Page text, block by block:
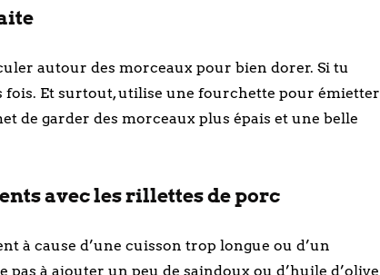
autour des morceaux pour bien dorer. Si tu
fois. Et surtout, utilise une fourchette pour émietter
de garder des morceaux plus épais et une belle
avec les rillettes de porc
à cause d’une cuisson trop longue ou d’un
pas à ajouter un peu de saindoux ou d’huile d’olive